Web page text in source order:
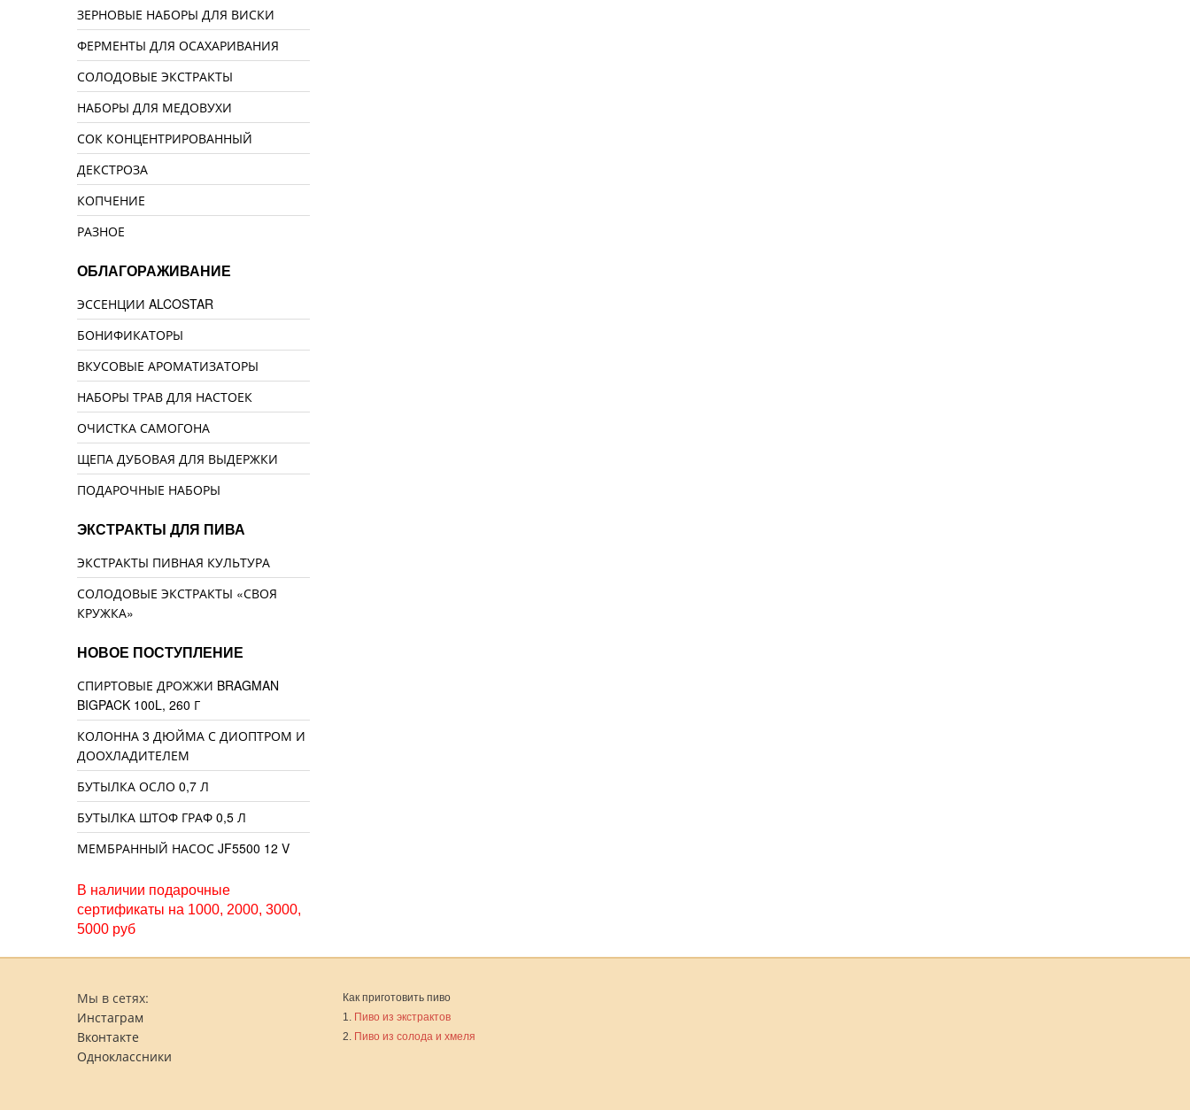
ЗЕРНОВЫЕ НАБОРЫ ДЛЯ ВИСКИ
ФЕРМЕНТЫ ДЛЯ ОСАХАРИВАНИЯ
СОЛОДОВЫЕ ЭКСТРАКТЫ
НАБОРЫ ДЛЯ МЕДОВУХИ
СОК КОНЦЕНТРИРОВАННЫЙ
ДЕКСТРОЗА
КОПЧЕНИЕ
РАЗНОЕ
ОБЛАГОРАЖИВАНИЕ
ЭССЕНЦИИ ALCOSTAR
БОНИФИКАТОРЫ
ВКУСОВЫЕ АРОМАТИЗАТОРЫ
НАБОРЫ ТРАВ ДЛЯ НАСТОЕК
ОЧИСТКА САМОГОНА
ЩЕПА ДУБОВАЯ ДЛЯ ВЫДЕРЖКИ
ПОДАРОЧНЫЕ НАБОРЫ
ЭКСТРАКТЫ ДЛЯ ПИВА
ЭКСТРАКТЫ ПИВНАЯ КУЛЬТУРА
СОЛОДОВЫЕ ЭКСТРАКТЫ «СВОЯ
КРУЖКА»
НОВОЕ ПОСТУПЛЕНИЕ
СПИРТОВЫЕ ДРОЖЖИ BRAGMAN
BIGPACK 100L, 260 Г
КОЛОННА 3 ДЮЙМА С ДИОПТРОМ И
ДООХЛАДИТЕЛЕМ
БУТЫЛКА ОСЛО 0,7 Л
БУТЫЛКА ШТОФ ГРАФ 0,5 Л
МЕМБРАННЫЙ НАСОС JF5500 12 V
В наличии подарочные
сертификаты на 1000, 2000, 3000,
5000 руб
Мы в сетях:
Инстаграм
Вконтакте
Одноклассники
Как приготовить пиво
1. Пиво из экстрактов
2. Пиво из солода и хмеля